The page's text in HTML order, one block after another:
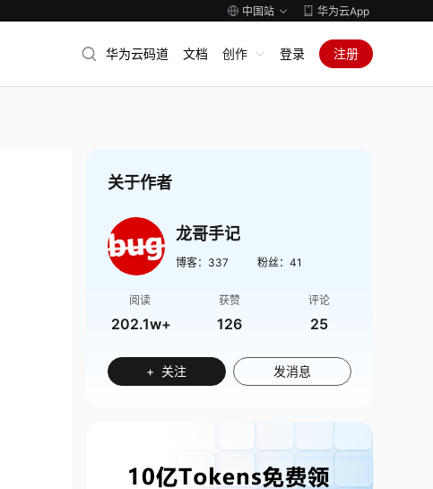
中国站 华为云App
华为云码道 文档 创作 登录 注册
关于作者
龙哥手记
博客： 337 粉丝： 41
阅读
202.1w+
获赞
126
评论
25
+ 关注 发消息